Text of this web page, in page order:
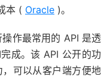
本 ( Oracle )。
作最常用的 API 是透
成。该 API 公开的功
可以从客户端方便地